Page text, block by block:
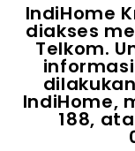
IndiHome
diakses
Telkom.
IndiHome,
188,